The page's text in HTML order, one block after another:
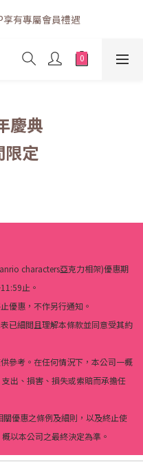
(星期六、日及公眾假期並非
有專屬會員禮遇
星期六、日及公眾假期並非
慶典
限定
characters亞克力相架)優惠期
止。
優惠，不作另行通知。
已細閲且理解本條款並同意受其約
參考。在任何情況下，本公司一概
出、損害、損失或索賠而承擔任
優惠之條例及細則，以及終止使
以本公司之最終決定為準。